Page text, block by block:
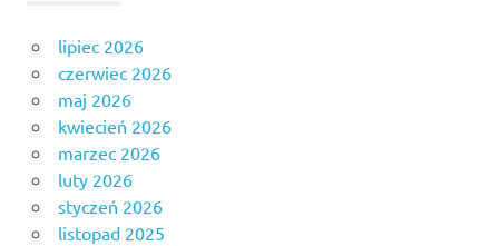
lipiec 2026
czerwiec 2026
maj 2026
kwiecień 2026
marzec 2026
luty 2026
styczeń 2026
listopad 2025